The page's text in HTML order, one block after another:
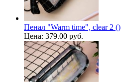
Пенал "Warm time", clear 2 ()
Цена: 379.00 руб.